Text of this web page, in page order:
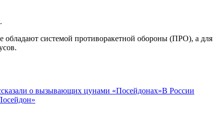
системой противоракетной обороны (ПРО), а для
о вызывающих цунами «Посейдонах»В России